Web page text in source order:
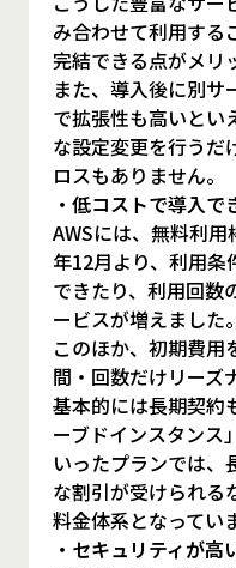
み合わせて利用する
完結できる点がメリ
また、導入後に別サ
で拡張性も高いとい
な設定変更を行うだ
ロスもありません。
・低コストで導入で
AWSには、無料利
年12月より、利用
できたり、利用回数
ービスが増えました。
このほか、初期費用
間・回数だけリーズ
基本的には長期契約
ーブドインスタンス
いったプランでは、
な割引が受けられる
料金体系となってい
・セキュリティが高